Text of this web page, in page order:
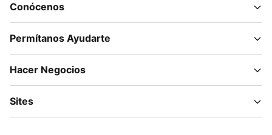
Conócenos
Permítanos Ayudarte
Hacer Negocios
Sites